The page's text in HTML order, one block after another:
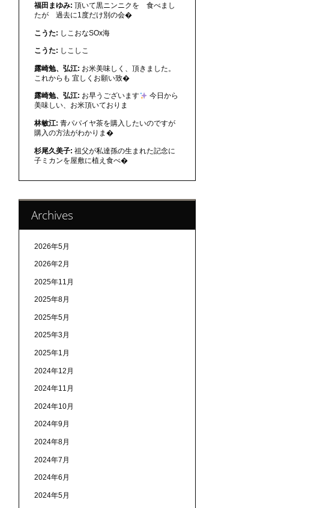
福田まゆみ: 頂いて黒ニンニクを 食べまし
たが 過去に1度だけ別の会�
こうた: しこおなSOx海
こうた: しこしこ
露崎勉、弘江: お米美味しく、頂きました。
これからも 宜しくお願い致�
露崎勉、弘江: お早うございます
今日から
美味しい、お米頂いておりま
林敏江: 青パパイヤ茶を購入したいのですが
購入の方法がわかりま�
杉尾久美子: 祖父が私達孫の生まれた記念に
子ミカンを屋敷に植え食べ�
Archives
2026年5月
2026年2月
2025年11月
2025年8月
2025年5月
2025年3月
2025年1月
2024年12月
2024年11月
2024年10月
2024年9月
2024年8月
2024年7月
2024年6月
2024年5月